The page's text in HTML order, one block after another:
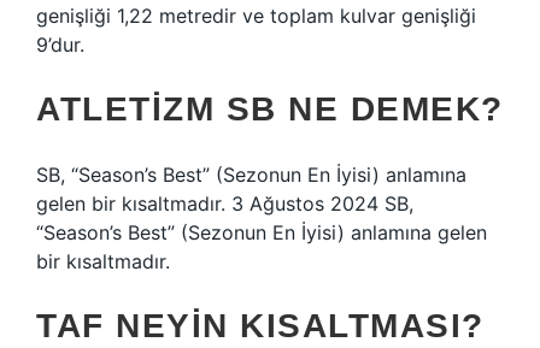
genişliği 1,22 metredir ve toplam kulvar genişliği
9’dur.
ATLETIZM SB NE DEMEK?
SB, “Season’s Best” (Sezonun En İyisi) anlamına
gelen bir kısaltmadır. 3 Ağustos 2024 SB,
“Season’s Best” (Sezonun En İyisi) anlamına gelen
bir kısaltmadır.
TAF NEYIN KISALTMASI?